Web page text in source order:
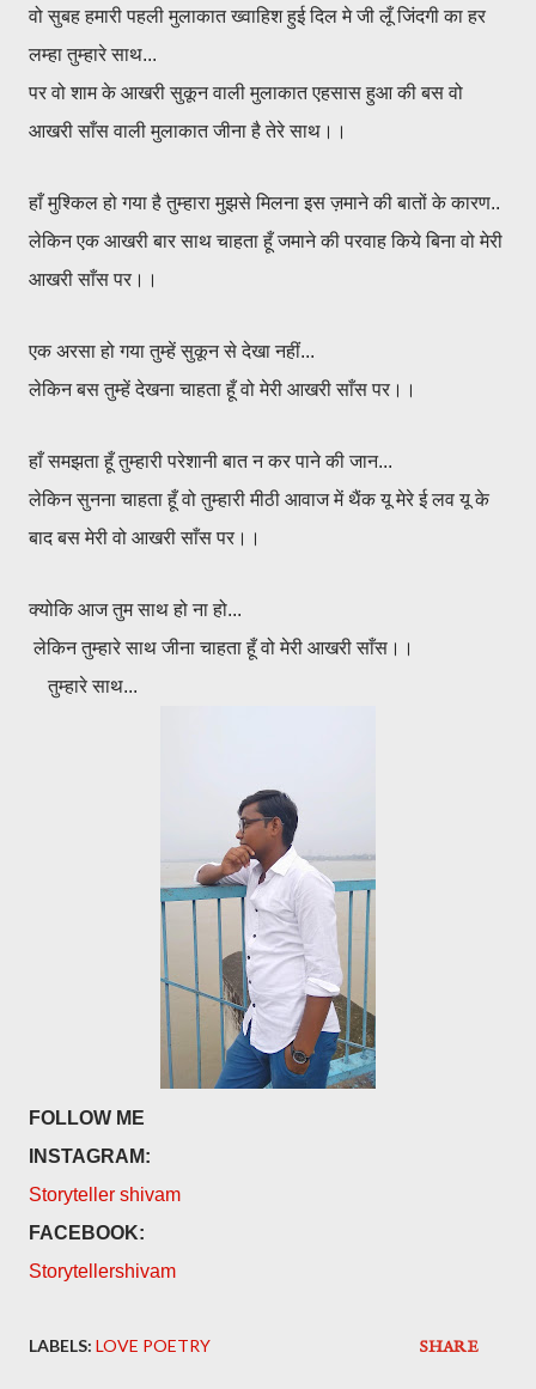
वो सुबह हमारी पहली मुलाकात ख्वाहिश हुई दिल मे जी लूँ जिंदगी का हर
लम्हा तुम्हारे साथ...
पर वो शाम के आखरी सुकून वाली मुलाकात एहसास हुआ की बस वो
आखरी साँस वाली मुलाकात जीना है तेरे साथ।।
हाँ मुश्किल हो गया है तुम्हारा मुझसे मिलना इस ज़माने की बातों के कारण..
लेकिन एक आखरी बार साथ चाहता हूँ जमाने की परवाह किये बिना वो मेरी
आखरी साँस पर।।
एक अरसा हो गया तुम्हें सुकून से देखा नहीं...
लेकिन बस तुम्हें देखना चाहता हूँ वो मेरी आखरी साँस पर।।
हाँ समझता हूँ तुम्हारी परेशानी बात न कर पाने की जान...
लेकिन सुनना चाहता हूँ वो तुम्हारी मीठी आवाज में थैंक यू मेरे ई लव यू के
बाद बस मेरी वो आखरी साँस पर।।
क्योकि आज तुम साथ हो ना हो...
लेकिन तुम्हारे साथ जीना चाहता हूँ वो मेरी आखरी साँस।।
तुम्हारे साथ...
FOLLOW ME
INSTAGRAM:
Storyteller shivam
FACEBOOK:
Storytellershivam
LABELS: LOVE POETRY SHARE